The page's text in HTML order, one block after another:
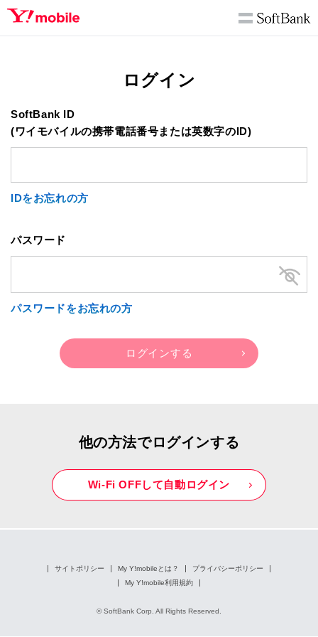
ログイン
SoftBank ID
(ワイモバイルの携帯電話番号または英数字のID)
IDをお忘れの方
パスワード
パスワードをお忘れの方
他の方法でログインする
Wi-Fi OFFして自動ログイン
サイトポリシー My Y!mobileとは？
プライバシーポリシー
My Y!mobile利用規約
© SoftBank Corp. All Rights Reserved.